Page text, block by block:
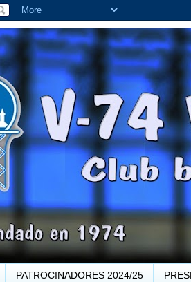
PATROCINADORES 2024/25